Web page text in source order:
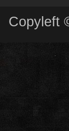
Copyleft